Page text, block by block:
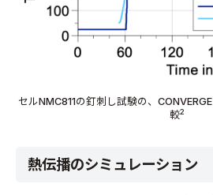
セルNMC811の釘刺し試験の、
較2
熱伝播のシミュレーション